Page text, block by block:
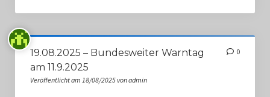
19.08.2025 – Bundesweiter Warntag
am 11.9.2025
Veröffentlicht am 18/08/2025 von admin
0